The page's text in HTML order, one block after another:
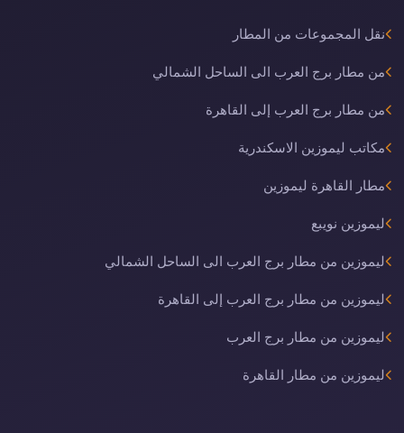
نقل المجموعات من المطار
من مطار برج العرب الى الساحل الشمالي
من مطار برج العرب إلى القاهرة
مكاتب ليموزين الاسكندرية
مطار القاهرة ليموزين
ليموزين نويبع
ليموزين من مطار برج العرب الى الساحل الشمالي
ليموزين من مطار برج العرب إلى القاهرة
ليموزين من مطار برج العرب
ليموزين من مطار القاهرة